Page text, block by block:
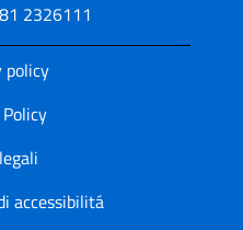
2326111
policy
accessibilitá